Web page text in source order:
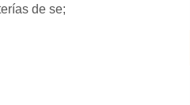
de se;